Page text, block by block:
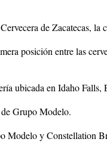
de Zacatecas, la
posición entre las
ubicada en Idaho Falls,
Grupo Modelo.
Modelo y Constellation